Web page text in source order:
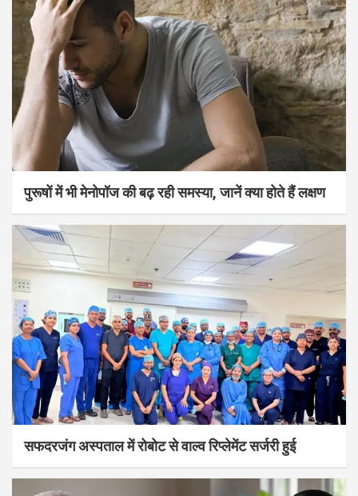
पुरूषों में भी मेनोपॉज की बढ़ रही समस्या, जानें क्या होते हैं लक्षण
सफदरजंग अस्पताल में रोबोट से वाल्व रिप्लेमेंट सर्जरी हुई